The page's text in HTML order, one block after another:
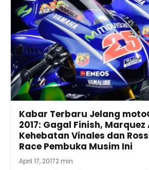
Kabar Terbaru Jelang
2017: Gagal Finish, Marquez
Kehebatan Vinales dan
Race Pembuka Musim Ini
April 17, 20172 min